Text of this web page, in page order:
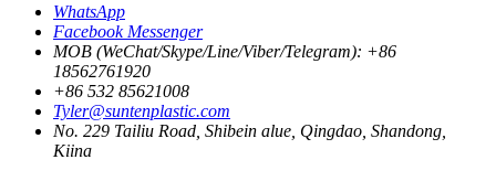
WhatsApp
Facebook Messenger
MOB (WeChat/Skype/Line/Viber/Telegram): +86
18562761920
+86 532 85621008
Tyler@suntenplastic.com
No. 229 Tailiu Road, Shibein alue, Qingdao, Shandong,
Kiina